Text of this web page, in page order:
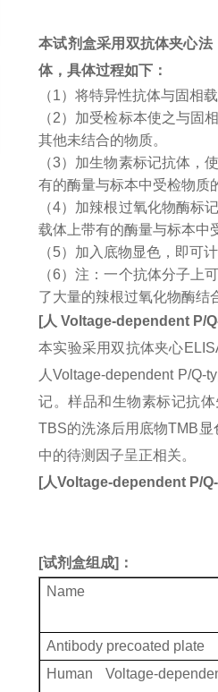
本试剂盒采用双抗体夹心
体，具体过程如下：
（1）将特异性抗体与固相
（2）加受检标本使之与固
其他未结合的物质。
（3）加生物素标记抗体，
有的酶量与标本中受检物质
（4）加辣根过氧化物酶标
载体上带有的酶量与标本中
（5）加入底物显色，即可
（6）注：一个抗体分子上
了大量的辣根过氧化物酶结
[人 Voltage-dependent P/
本实验采用双抗体夹心
人Voltage-dependent P/Q-
记。样品和生物素标记抗
TBS的洗涤后用底物TMB
中的待测因子呈正相关。
[人Voltage-dependent P/
[试剂盒组成]：
Name
Antibody precoated plate
Human Voltage-